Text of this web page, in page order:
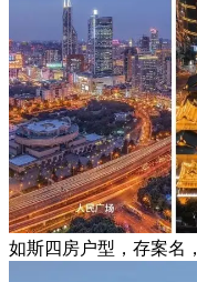
如斯四房户型，存案名，